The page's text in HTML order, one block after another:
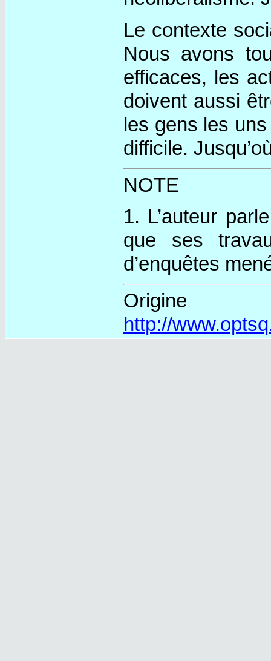
Le contexte
Nous avons
efficaces, les
doivent aussi
les gens les
difficile.
NOTE
1. L’auteur
que ses
d’enquêtes
http://